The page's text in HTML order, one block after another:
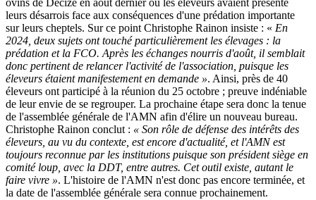
ovins de Decize en août dernier où les éleveurs avaient présenté
leurs désarrois face aux conséquences d'une prédation importante
sur leurs cheptels. Sur ce point Christophe Rainon insiste : « En
2024, deux sujets ont touché particulièrement les élevages : la
prédation et la FCO. Après les échanges nourris d'août, il semblait
donc pertinent de relancer l'activité de l'association, puisque les
éleveurs étaient manifestement en demande ». Ainsi, près de 40
éleveurs ont participé à la réunion du 25 octobre ; preuve indéniable
de leur envie de se regrouper. La prochaine étape sera donc la tenue
de l'assemblée générale de l'AMN afin d'élire un nouveau bureau.
Christophe Rainon conclut : « Son rôle de défense des intérêts des
éleveurs, au vu du contexte, est encore d'actualité, et l'AMN est
toujours reconnue par les institutions puisque son président siège en
comité loup, avec la DDT, entre autres. Cet outil existe, autant le
faire vivre ». L'histoire de l'AMN n'est donc pas encore terminée, et
la date de l'assemblée générale sera connue prochainement.